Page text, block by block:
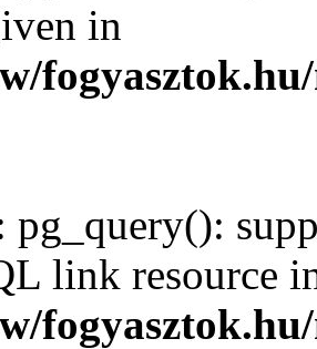
in
pg_query():
link resource